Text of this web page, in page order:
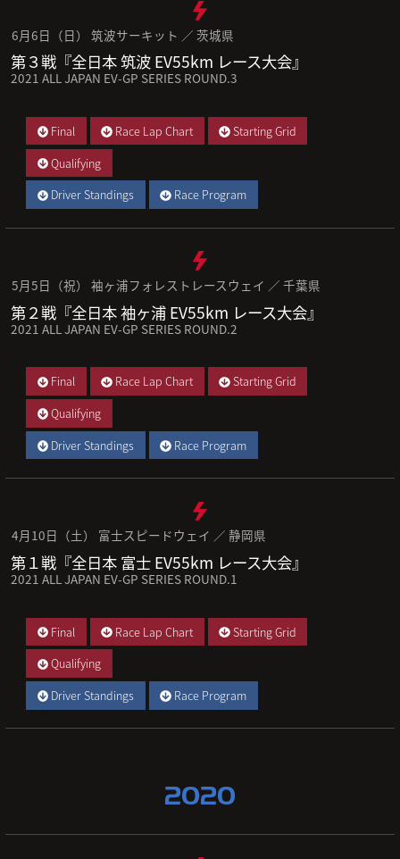
6月6日（日） 筑波サーキット ／ 茨城県
第３戦『全日本 筑波 EV55km レース大会』
2021 ALL JAPAN EV-GP SERIES ROUND.3
Final Race Lap Chart
Starting Grid
Qualifying
Driver Standings
Race Program
5月5日（祝） 袖ヶ浦フォレストレースウェイ ／ 千葉県
第２戦『全日本 袖ヶ浦 EV55km レース大会』
2021 ALL JAPAN EV-GP SERIES ROUND.2
Final Race Lap Chart
Starting Grid
Qualifying
Driver Standings
Race Program
4月10日（土） 富士スピードウェイ ／ 静岡県
第１戦『全日本 富士 EV55km レース大会』
2021 ALL JAPAN EV-GP SERIES ROUND.1
Final Race Lap Chart
Starting Grid
Qualifying
Driver Standings
Race Program
2020